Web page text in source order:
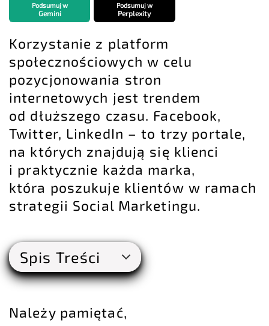
Podsumuj w
Gemini
Podsumuj w
Perplexity
Korzystanie z platform
społecznościowych w celu
pozycjonowania stron
internetowych jest trendem
od dłuższego czasu. Facebook,
Twitter, LinkedIn – to trzy portale,
na których znajdują się klienci
i praktycznie każda marka,
która poszukuje klientów w ramach
strategii Social Marketingu.
Spis Treści
Należy pamiętać,